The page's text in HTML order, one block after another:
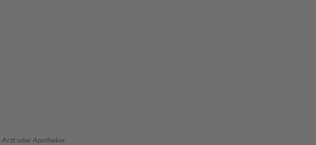
Arzt oder Apotheker.